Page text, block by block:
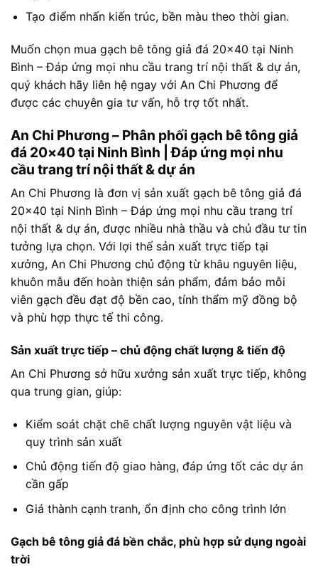
Tạo điểm nhấn kiến trúc, bền màu theo thời gian.
Muốn chọn mua gạch bê tông giả đá 20×40 tại Ninh
Bình – Đáp ứng mọi nhu cầu trang trí nội thất & dự án,
quý khách hãy liên hệ ngay với An Chi Phương để
được các chuyên gia tư vấn, hỗ trợ tốt nhất.
An Chi Phương – Phân phối gạch bê tông giả
đá 20×40 tại Ninh Bình | Đáp ứng mọi nhu
cầu trang trí nội thất & dự án
An Chi Phương là đơn vị sản xuất gạch bê tông giả đá
20×40 tại Ninh Bình – Đáp ứng mọi nhu cầu trang trí
nội thất & dự án, được nhiều nhà thầu và chủ đầu tư tin
tưởng lựa chọn. Với lợi thế sản xuất trực tiếp tại
xưởng, An Chi Phương chủ động từ khâu nguyên liệu,
khuôn mẫu đến hoàn thiện sản phẩm, đảm bảo mỗi
viên gạch đều đạt độ bền cao, tính thẩm mỹ đồng bộ
và phù hợp thực tế thi công.
Sản xuất trực tiếp – chủ động chất lượng & tiến độ
An Chi Phương sở hữu xưởng sản xuất trực tiếp, không
qua trung gian, giúp:
Kiểm soát chặt chẽ chất lượng nguyên vật liệu và
quy trình sản xuất
Chủ động tiến độ giao hàng, đáp ứng tốt các dự án
cần gấp
Giá thành cạnh tranh, ổn định cho công trình lớn
Gạch bê tông giả đá bền chắc, phù hợp sử dụng ngoài
trời